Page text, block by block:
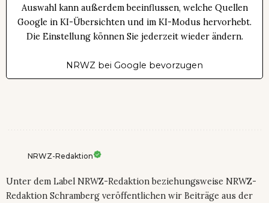
Auswahl kann außerdem beeinflussen, welche Quellen
Google in KI-Übersichten und im KI-Modus hervorhebt.
Die Einstellung können Sie jederzeit wieder ändern.
NRWZ bei Google bevorzugen
NRWZ-Redaktion
Unter dem Label NRWZ-Redaktion beziehungsweise NRWZ-
Redaktion Schramberg veröffentlichen wir Beiträge aus der